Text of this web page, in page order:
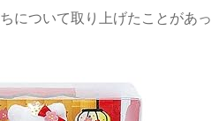
について取り上げたことがあっ